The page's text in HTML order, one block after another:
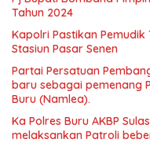
Tahun 2024
Kapolri Pastikan
Stasiun Pasar Senen
Partai Persatuan
baru sebagai pemenang
Buru (Namlea).
Ka Polres Buru AKBP
melaksankan Patroli